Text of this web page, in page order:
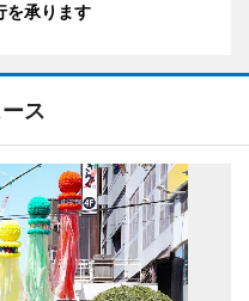
を承ります
ス